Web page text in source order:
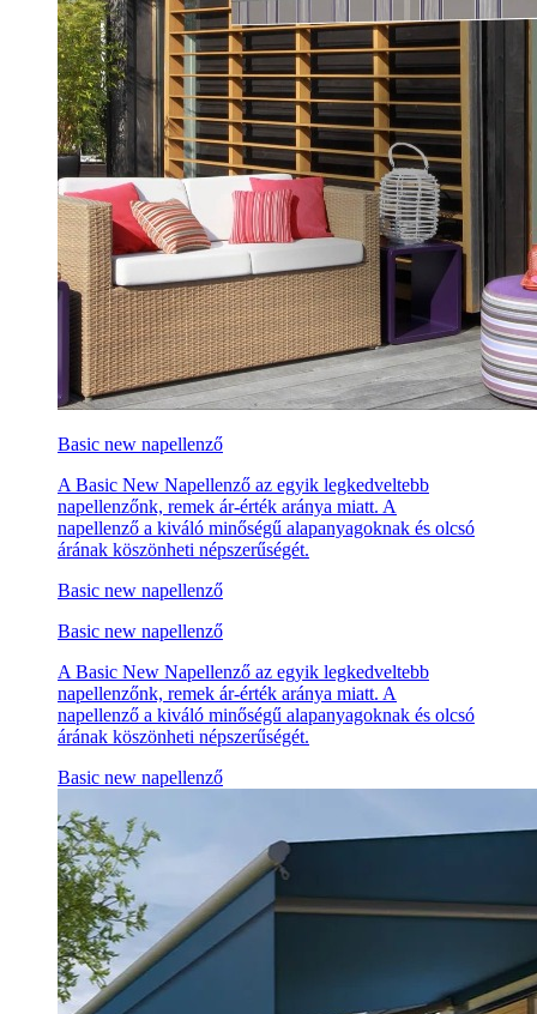
Basic new napellenző
A Basic New Napellenző az egyik legkedveltebb
napellenzőnk, remek ár-érték aránya miatt. A
napellenző a kiváló minőségű alapanyagoknak és olcsó
árának köszönheti népszerűségét.
Basic new napellenző
Basic new napellenző
A Basic New Napellenző az egyik legkedveltebb
napellenzőnk, remek ár-érték aránya miatt. A
napellenző a kiváló minőségű alapanyagoknak és olcsó
árának köszönheti népszerűségét.
Basic new napellenző